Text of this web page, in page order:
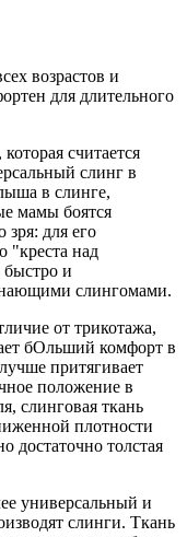
возрастов и
для длительного
считается
слинг в
в слинге,
мамы боятся
для его
"креста над
быстро и
слингомами.
от трикотажа,
бОльший комфорт в
притягивает
положение в
слинговая ткань
плотности
достаточно толстая
универсальный и
слинги. Ткань